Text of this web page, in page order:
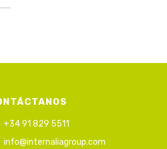
+34 91 829 5511
info@internaliagroup.com